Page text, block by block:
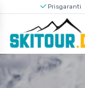
Prisgaranti